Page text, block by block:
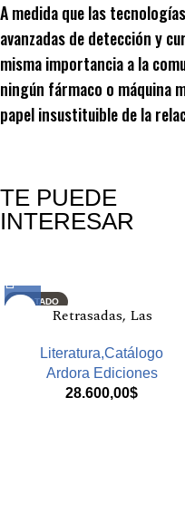
A medida que las
avanzadas de detección y
misma importancia a la
ningún fármaco o máquina
papel insustituible de la
TE PUEDE
INTERESAR
AGOTADO
Retrasadas, Las
Literatura,Catálogo
Ardora Ediciones
28.600,00$